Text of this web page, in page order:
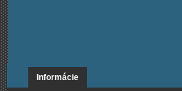
Informácie